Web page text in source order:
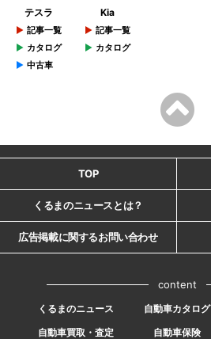
テスラ
記事一覧
カタログ
中古車
Kia
記事一覧
カタログ
TOP
くるまのニュースとは？
広告掲載に関するお問い合わせ
content
くるまのニュース 自動車カタログ
自動車買取・査定
自動車保険